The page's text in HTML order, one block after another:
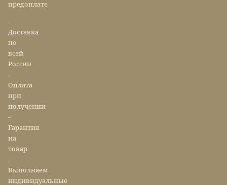
предоплате
-
Доставка
по
всей
России
-
Оплата
при
получении
-
Гарантия
на
товар
-
Выполняем
индивидуальные